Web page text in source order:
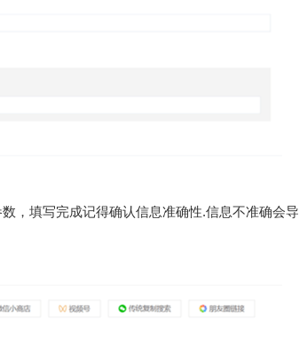
，填写完成记得确认信息准确性.信息不准确会导